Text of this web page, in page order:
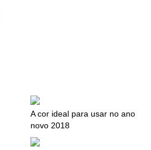
A cor ideal para usar no ano
novo 2018